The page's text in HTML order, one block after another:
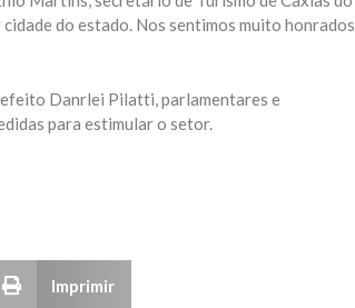
do estado. Nos sentimos muito honrados
Danrlei Pilatti, parlamentares e
para estimular o setor.
Imprimir